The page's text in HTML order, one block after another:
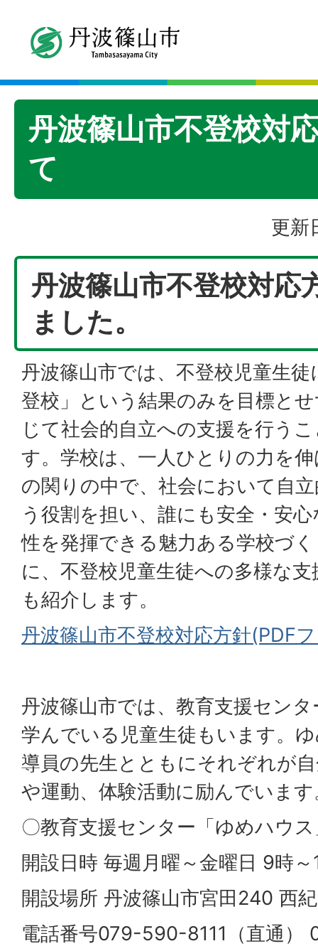
丹波篠山市不登校対
て
更新
丹波篠山市不登校対応
ました。
丹波篠山市では、不登校児童生
登校」という結果のみを目標と
じて社会的自立への支援を行う
す。学校は、一人ひとりの力を
の関りの中で、社会において自
う役割を担い、誰にも安全・安
性を発揮できる魅力ある学校づ
に、不登校児童生徒への多様な
も紹介します。
丹波篠山市不登校対応方針(PDF
丹波篠山市では、教育支援セン
学んでいる児童生徒もいます。
導員の先生とともにそれぞれが
や運動、体験活動に励んでいます
〇教育支援センター「ゆめハウ
開設日時 毎週月曜～金曜日 9時～
開設場所 丹波篠山市宮田240 西
電話番号079-590-8111（直通）